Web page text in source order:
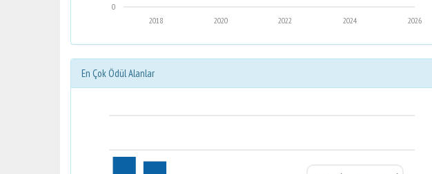
0
2026
2024
2022
2020
2018
En Çok Ödül Alanlar